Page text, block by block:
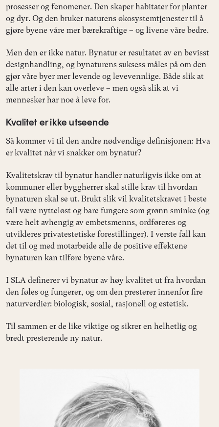
prosesser og fenomener. Den skaper habitater for planter
og dyr. Og den bruker naturens økosystemtjenester til å
gjøre byene våre mer bærekraftige – og livene våre bedre.
Men den er ikke natur. Bynatur er resultatet av en bevisst
designhandling, og bynaturens suksess måles på om den
gjør våre byer mer levende og levevennlige. Både slik at
alle arter i den kan overleve – men også slik at vi
mennesker har noe å leve for.
Kvalitet er ikke utseende
Så kommer vi til den andre nødvendige definisjonen: Hva
er kvalitet når vi snakker om bynatur?
Kvalitetskrav til bynatur handler naturligvis ikke om at
kommuner eller byggherrer skal stille krav til hvordan
bynaturen skal se ut. Brukt slik vil kvalitetskravet i beste
fall være nytteløst og bare fungere som grønn sminke (og
være helt avhengig av embetsmenns, ordføreres og
utvikleres privatestetiske forestillinger). I verste fall kan
det til og med motarbeide alle de positive effektene
bynaturen kan tilføre byene våre.
I SLA definerer vi bynatur av høy kvalitet ut fra hvordan
den føles og fungerer, og om den presterer innenfor fire
naturverdier: biologisk, sosial, rasjonell og estetisk.
Til sammen er de like viktige og sikrer en helhetlig og
bredt presterende ny natur.